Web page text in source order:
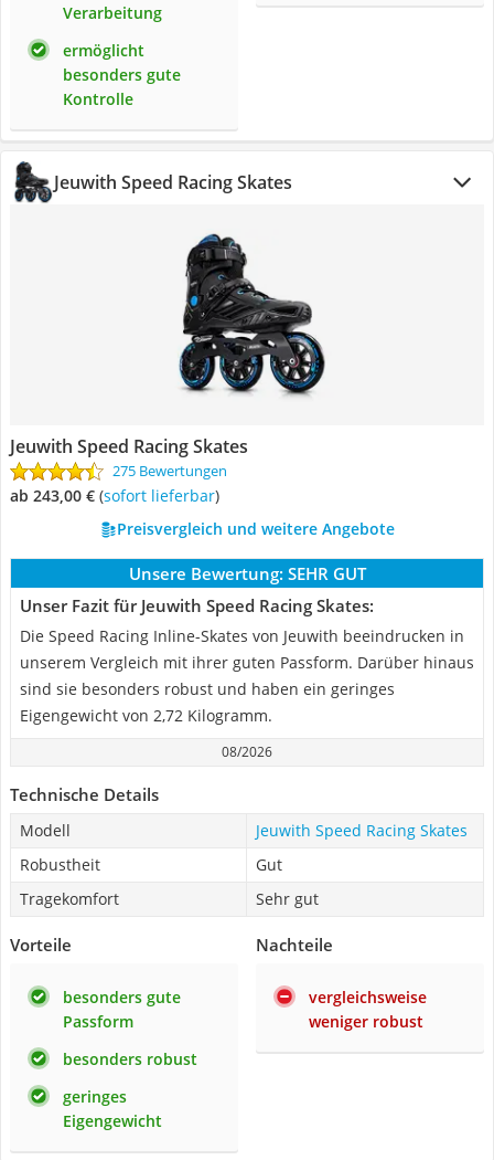
Verarbeitung
ermöglicht
besonders gute
Kontrolle
Jeuwith Speed Racing Skates
Jeuwith Speed Racing Skates
275 Bewertungen
ab 243,00 € ( Sofort lieferbar)
Preisvergleich und weitere Angebote
Unsere Bewertung: SEHR GUT
Unser Fazit für Jeuwith Speed Racing Skates:
Die Speed Racing Inline-Skates von Jeuwith beeindrucken in
unserem Vergleich mit ihrer guten Passform. Darüber hinaus
sind sie besonders robust und haben ein geringes
Eigengewicht von 2,72 Kilogramm.
08/2026
Technische Details
Modell
Jeuwith Speed Racing Skates
Robustheit
Gut
Tragekomfort
Sehr gut
Vorteile
besonders gute
Passform
besonders robust
geringes
Eigengewicht
Nachteile
vergleichsweise
weniger robust